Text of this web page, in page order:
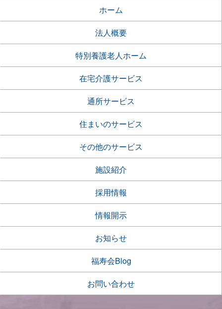
ホーム
法人概要
特別養護老人ホーム
在宅介護サービス
通所サービス
住まいのサービス
その他のサービス
施設紹介
採用情報
情報開示
お知らせ
福寿会Blog
お問い合わせ